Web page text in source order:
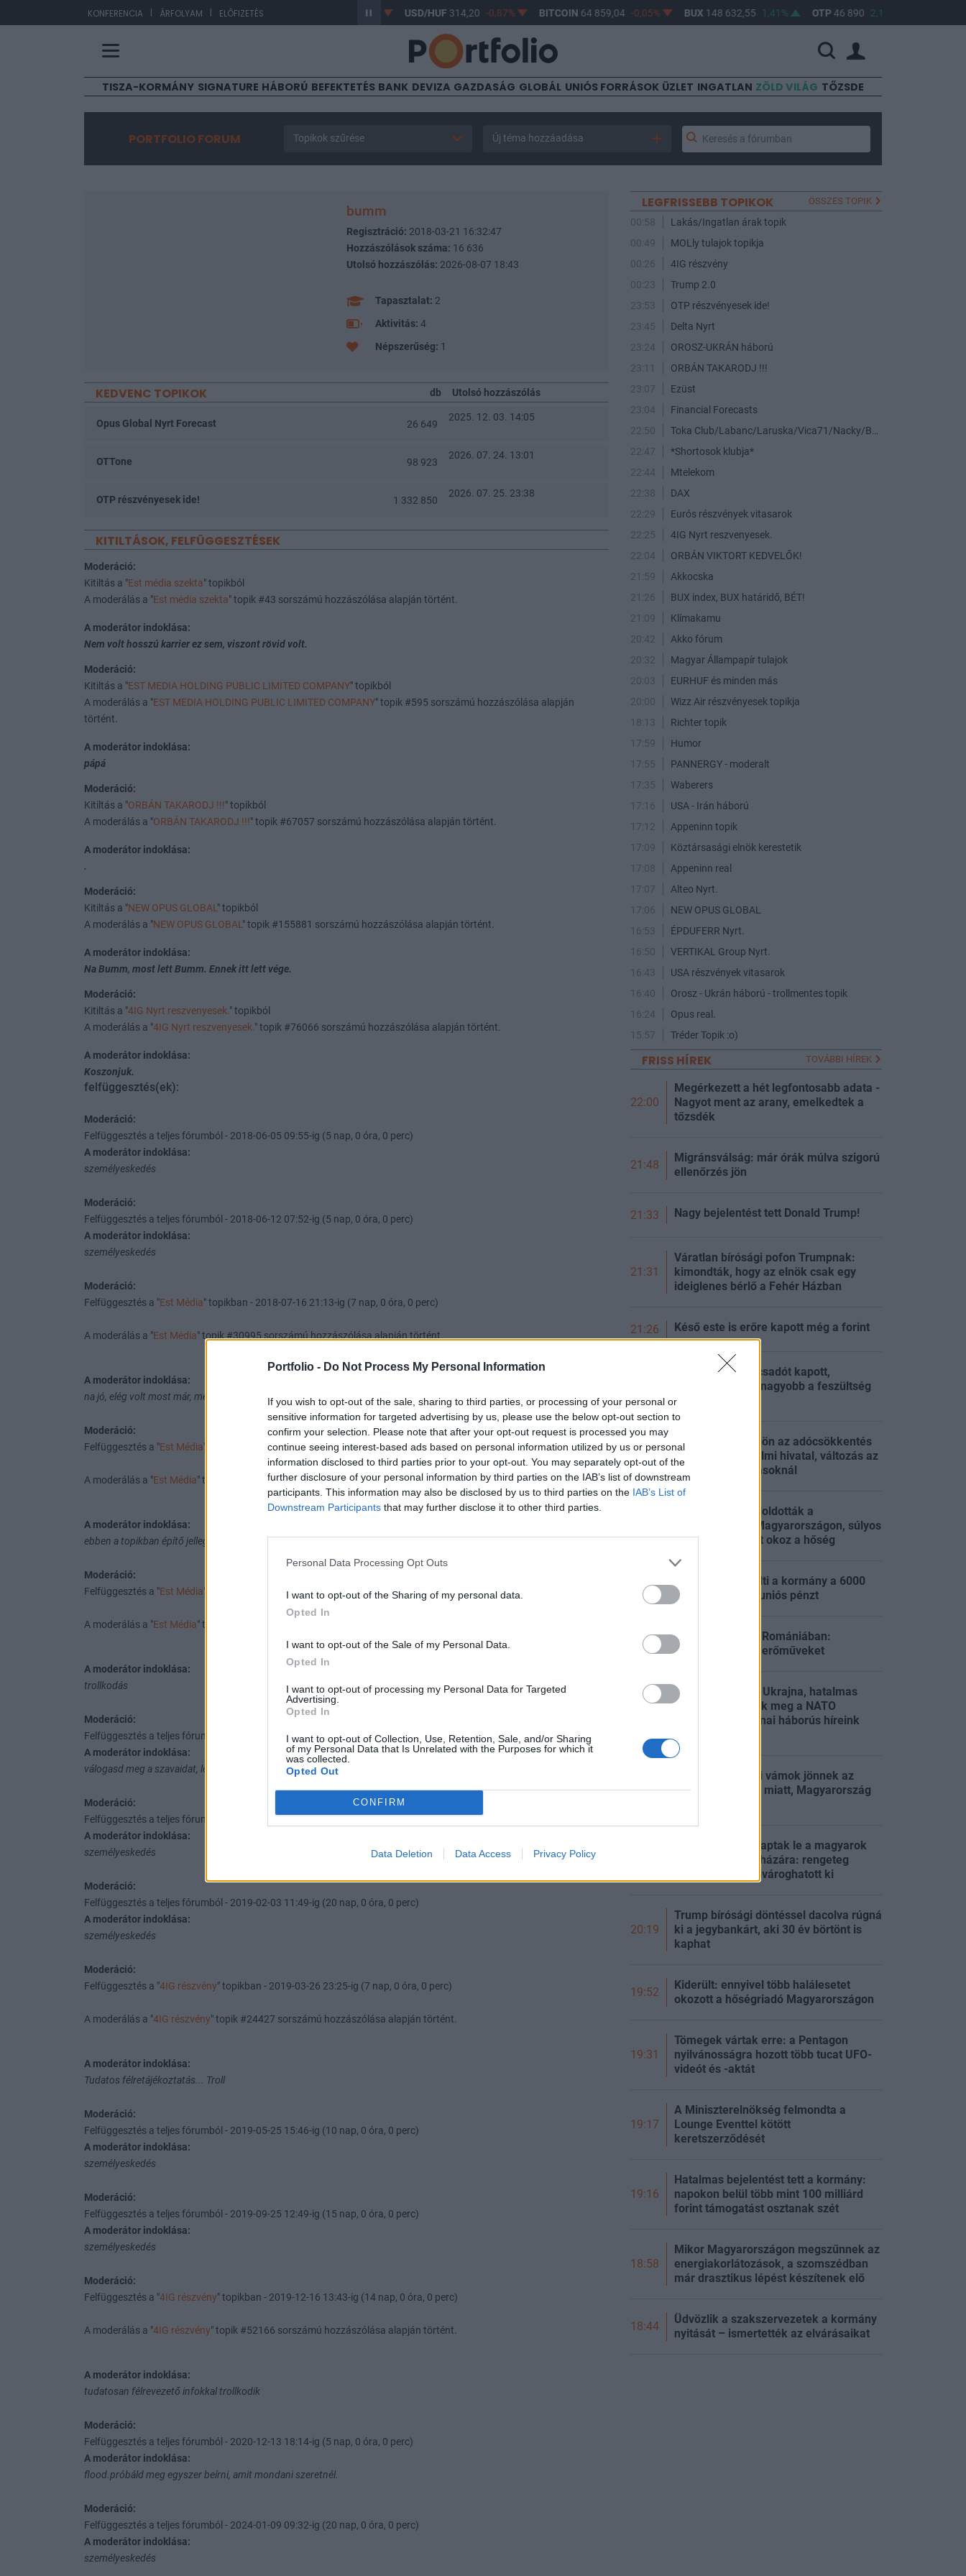
Portfolio - Do Not Process My Personal Information
If you wish to opt-out of the sale, sharing to third parties, or processing of your personal or
sensitive information for targeted advertising by us, please use the below opt-out section to
confirm your selection. Please note that after your opt-out request is processed you may
continue seeing interest-based ads based on personal information utilized by us or personal
information disclosed to third parties prior to your opt-out. You may separately opt-out of the
further disclosure of your personal information by third parties on the IAB’s list of downstream
participants. This information may also be disclosed by us to third parties on the IAB’s List of
Downstream Participants that may further disclose it to other third parties.
Personal Data Processing Opt Outs
I want to opt-out of the Sharing of my personal data.
Opted In
I want to opt-out of the Sale of my Personal Data.
Opted In
I want to opt-out of processing my Personal Data for Targeted
Advertising.
Opted In
I want to opt-out of Collection, Use, Retention, Sale, and/or Sharing
of my Personal Data that Is Unrelated with the Purposes for which it
was collected.
Opted Out
CONFIRM
Data Deletion Data Access Privacy Policy
KONFERENCIA | ÁRFOLYAM | ELŐFIZETÉSEUR/HUF USD/HUF 314,20 -0,87% BITCOIN64 859,04 -0,05% BUX 148 632,55 1,41% OTP46 890 2,16%
TISZA-KORMÁNY SIGNATURE HÁBORÚ BEFEKTETÉS BANK DEVIZA GAZDASÁG GLOBÁL UNIÓS FORRÁSOK ÜZLET INGATLAN ZÖLD VILÁG TŐZSDE
PORTFOLIO FORUM Topikok szűrése Új téma hozzáadása
bumm
Regisztráció: 2018-03-21 16:32:47
Hozzászólások száma: 16 636
Utolsó hozzászólás: 2026-08-07 18:43
Tapasztalat: 2
Aktivitás: 4
Népszerűség: 1
KEDVENC TOPIKOK db Utolsó hozzászólás
Opus Global Nyrt Forecast 26 649
2025. 12. 03. 14:05
OTTone 98 923
2026. 07. 24. 13:01
OTP részvényesek ide! 1 332 850
2026. 07. 25. 23:38
KITILTÁSOK, FELFÜGGESZTÉSEK
Moderáció:
Kitiltás a "Est média szekta" topikból
A moderálás a "Est média szekta" topik #43 sorszámú hozzászólása alapján történt.
A moderátor indoklása:
Nem volt hosszú karrier ez sem, viszont rövid volt.
Moderáció:
Kitiltás a "EST MEDIA HOLDING PUBLIC LIMITED COMPANY" topikból
A moderálás a "EST MEDIA HOLDING PUBLIC LIMITED COMPANY" topik #595 sorszámú hozzászólása alapján
történt.
A moderátor indoklása:
pápá
Moderáció:
Kitiltás a "ORBÁN TAKARODJ !!!" topikból
A moderálás a "ORBÁN TAKARODJ !!!" topik #67057 sorszámú hozzászólása alapján történt.
A moderátor indoklása:
.
Moderáció:
Kitiltás a "NEW OPUS GLOBAL" topikból
A moderálás a "NEW OPUS GLOBAL" topik #155881 sorszámú hozzászólása alapján történt.
A moderátor indoklása:
Na Bumm, most lett Bumm. Ennek itt lett vége.
Moderáció:
Kitiltás a "4IG Nyrt reszvenyesek." topikból
A moderálás a "4IG Nyrt reszvenyesek." topik #76066 sorszámú hozzászólása alapján történt.
A moderátor indoklása:
Koszonjuk.
felfüggesztés(ek):
Moderáció:
Felfüggesztés a teljes fórumból - 2018-06-05 09:55-ig (5 nap, 0 óra, 0 perc)
A moderátor indoklása:
személyeskedés
Moderáció:
Felfüggesztés a teljes fórumból - 2018-06-12 07:52-ig (5 nap, 0 óra, 0 perc)
A moderátor indoklása:
személyeskedés
Moderáció:
Felfüggesztés a "Est Média" topikban - 2018-07-16 21:13-ig (7 nap, 0 óra, 0 perc)
A moderálás a "Est Média" topik #30995 sorszámú hozzászólása alapján történt.
A moderátor indoklása:
na jó, elég volt most már, menj és beszéld le a saját papírodat.
Moderáció:
Felfüggesztés a "Est Média" topikban - 2018-07-24 09:33-ig (7 nap, 0 óra, 0 perc)
A moderálás a "Est Média" topik #34148 sorszámú hozzászólása alapján történt.
A moderátor indoklása:
ebben a topikban építő jellegű hozzászólásod még nem volt, amiről a fórumozásnak szólnia kellene !
Moderáció:
Felfüggesztés a "Est Média" topikban - 2018-09-05 15:43-ig (7 nap, 0 óra, 0 perc)
A moderálás a "Est Média" topik #39625 sorszámú hozzászólása alapján történt.
A moderátor indoklása:
trollkodás
Moderáció:
Felfüggesztés a teljes fórumból - 2018-09-27 16:29-ig (10 nap, 0 óra, 0 perc)
A moderátor indoklása:
válogasd meg a szavaidat, légy szíves. mindenkinek lehet politikai véleménye, el is mondhatja, de nem ebben a stílusban.
Moderáció:
Felfüggesztés a teljes fórumból - 2018-11-15 11:41-ig (20 nap, 1 óra, 0 perc)
A moderátor indoklása:
személyeskedés
Moderáció:
Felfüggesztés a teljes fórumból - 2019-02-03 11:49-ig (20 nap, 0 óra, 0 perc)
A moderátor indoklása:
személyeskedés
Moderáció:
Felfüggesztés a "4IG részvény" topikban - 2019-03-26 23:25-ig (7 nap, 0 óra, 0 perc)
A moderálás a "4IG részvény" topik #24427 sorszámú hozzászólása alapján történt.
A moderátor indoklása:
Tudatos félretájékoztatás... Troll
Moderáció:
Felfüggesztés a teljes fórumból - 2019-05-25 15:46-ig (10 nap, 0 óra, 0 perc)
A moderátor indoklása:
személyeskedés
Moderáció:
Felfüggesztés a teljes fórumból - 2019-09-25 12:49-ig (15 nap, 0 óra, 0 perc)
A moderátor indoklása:
személyeskedés
Moderáció:
Felfüggesztés a "4IG részvény" topikban - 2019-12-16 13:43-ig (14 nap, 0 óra, 0 perc)
A moderálás a "4IG részvény" topik #52166 sorszámú hozzászólása alapján történt.
A moderátor indoklása:
tudatosan félrevezető infokkal trollkodik
Moderáció:
Felfüggesztés a teljes fórumból - 2020-12-13 18:14-ig (5 nap, 0 óra, 0 perc)
A moderátor indoklása:
flood.próbáld meg egyszer beírni, amit mondani szeretnél.
Moderáció:
Felfüggesztés a teljes fórumból - 2024-01-09 09:32-ig (20 nap, 0 óra, 0 perc)
A moderátor indoklása:
személyeskedés
LEGFRISSEBB TOPIKOK ÖSSZES TOPIK
00:58
Lakás/Ingatlan árak topik
00:49
MOLly tulajok topikja
00:26
4IG részvény
00:23
Trump 2.0
23:53
OTP részvényesek ide!
23:45
Delta Nyrt
23:24
OROSZ-UKRÁN háború
23:11
ORBÁN TAKARODJ !!!
23:07
Ezüst
23:04
Financial Forecasts
22:50
22:47
*Shortosok klubja*
22:44
Mtelekom
22:38
DAX
22:29
Eurós részvények vitasarok
22:25
4IG Nyrt reszvenyesek.
22:04
ORBÁN VIKTORT KEDVELŐK!
21:59
Akkocska
21:26
BUX index, BUX határidő, BÉT!
21:09
Klímakamu
20:42
Akko fórum
20:32
Magyar Állampapír tulajok
20:03
EURHUF és minden más
20:00
Wizz Air részvényesek topikja
18:13
Richter topik
17:59
Humor
17:55
PANNERGY - moderalt
17:35
Waberers
17:16
USA - Irán háború
17:12
Appeninn topik
17:09
Köztársasági elnök kerestetik
17:08
Appeninn real
17:07
Alteo Nyrt.
17:06
NEW OPUS GLOBAL
16:53
ÉPDUFERR Nyrt.
16:50
VERTIKAL Group Nyrt.
16:43
USA részvények vitasarok
16:40
Orosz - Ukrán háború - trollmentes topik
16:24
Opus real.
15:57
Tréder Topik :o)
FRISS HÍREK TOVÁBBI HÍREK
22:00
Megérkezett a hét legfontosabb adata -
Nagyot ment az arany, emelkedtek a
tőzsdék
21:48
Migránsválság: már órák múlva szigorú
ellenőrzés jön
21:33 Nagy bejelentést tett Donald Trump!
21:31
Váratlan bírósági pofon Trumpnak:
kimondták, hogy az elnök csak egy
ideiglenes bérlő a Fehér Házban
21:26 Késő este is erőre kapott még a forint
Trump új főtanácsadót kapott,
miközben egyre nagyobb a feszültség
az USA-ban
20:49
Tisza-kormány: jön az adócsökkentés
és a vagyonvédelmi hivatal, változás az
energiakorlátozásoknál
Energiakrízis: feloldották a
korlátozásokat Magyarországon, súlyos
többlethalálozást okoz a hőség
20:49
Kiderült, mire költi a kormány a 6000
milliárd forintos uniós pénzt
20:39
Rendkívüli lépés Romániában:
beindítják a szénerőműveket
Elitklubba lép be Ukrajna, hatalmas
robbanást előztek meg a NATO
repterén – Ukrajnai háborús híreink
20:29
Brutális amerikai vámok jönnek az
orosz gáz és olaj miatt, Magyarország
Kiberbűnözők csaptak le a magyarok
kedvenc webáruházára: rengeteg
vásárló adata szivároghatott ki
20:19
Trump bírósági döntéssel dacolva rúgná
ki a jegybankárt, aki 30 év börtönt is
kaphat
19:52
Kiderült: ennyivel több halálesetet
okozott a hőségriadó Magyarországon
19:31
Tömegek vártak erre: a Pentagon
nyilvánosságra hozott több tucat UFO-
videót és -aktát
19:17
A Miniszterelnökség felmondta a
Lounge Eventtel kötött
keretszerződését
19:16
Hatalmas bejelentést tett a kormány:
napokon belül több mint 100 milliárd
forint támogatást osztanak szét
18:58
Mikor Magyarországon megszűnnek az
energiakorlátozások, a szomszédban
már drasztikus lépést készítenek elő
18:44
Üdvözlik a szakszervezetek a kormány
nyitását – ismertették az elvárásaikat